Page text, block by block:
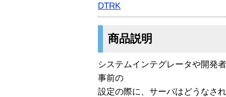
DTRK
商品説明
システムインテグレータや開発
事前の
設定の際に、サーバはどうなさ